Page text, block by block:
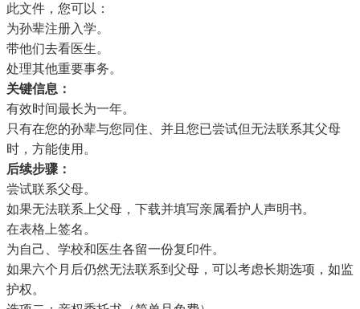
此文件，您可以：
为孙辈注册入学。
带他们去看医生。
处理其他重要事务。
关键信息：
有效时间最长为一年。
只有在您的孙辈与您同住、并且您已尝试但无法联系其父母
时，方能使用。
后续步骤：
尝试联系父母。
如果无法联系上父母， 下载并填写亲属看护人声明书。
在表格上签名。
为自己、学校和医生各留一份复印件。
如果六个月后仍然无法联系到父母，可以考虑长期选项，如监
护权。